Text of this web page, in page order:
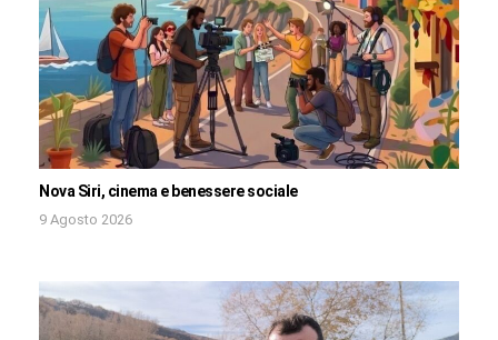
Nova Siri, cinema e benessere sociale
9 Agosto 2026